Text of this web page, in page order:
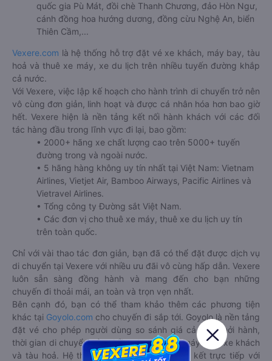
quốc gia Pù Mát, đồi chè Thanh Chương, đảo Hòn Ngư,
cánh đồng hoa hướng dương, đồng cừu Nghệ An, biển
Thiên Cầm,...
Vexere.com là hệ thống hỗ trợ đặt vé xe khách, máy bay, tàu
hoả và thuê xe máy, xe du lịch trên nhiều tuyến đường khắp
cả nước.
Với Vexere, việc lập kế hoạch cho hành trình di chuyển trở nên
vô cùng đơn giản, linh hoạt và được cá nhân hóa hơn bao giờ
hết. Vexere hiện là nền tảng kết nối hành khách với các đối
tác hàng đầu trong lĩnh vực đi lại, bao gồm:
• 2000+ hãng xe chất lượng cao trên 5000+ tuyến
đường trong và ngoài nước.
• 5 hãng hàng không uy tín nhất tại Việt Nam: Vietnam
Airlines, Vietjet Air, Bamboo Airways, Pacific Airlines và
Vietravel Airlines.
• Tổng công ty Đường sắt Việt Nam.
• Các đơn vị cho thuê xe máy, thuê xe du lịch uy tín
trên toàn quốc.
Chỉ với vài thao tác đơn giản, bạn đã có thể đặt được dịch vụ
di chuyển tại Vexere với nhiều ưu đãi vô cùng hấp dẫn. Vexere
luôn sẵn sàng đồng hành và mang đến cho bạn những
chuyến đi thoải mái, an toàn và trọn vẹn nhất.
Bên cạnh đó, bạn có thể tham khảo thêm các phương tiện
khác tại Goyolo.com cho chuyến đi sắp tới. Goyolo là nền tảng
đặt vé cho phép người dùng so sánh giá cả, giờ khởi hành,
thời gian di chuyển của nhiều phương tiện máy bay, xe khách
và tàu hoả. Hệ thống của Goyolo được liên kết trực tiếp với